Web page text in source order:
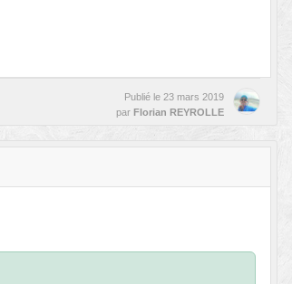
Publié le 23 mars 2019
par Florian REYROLLE